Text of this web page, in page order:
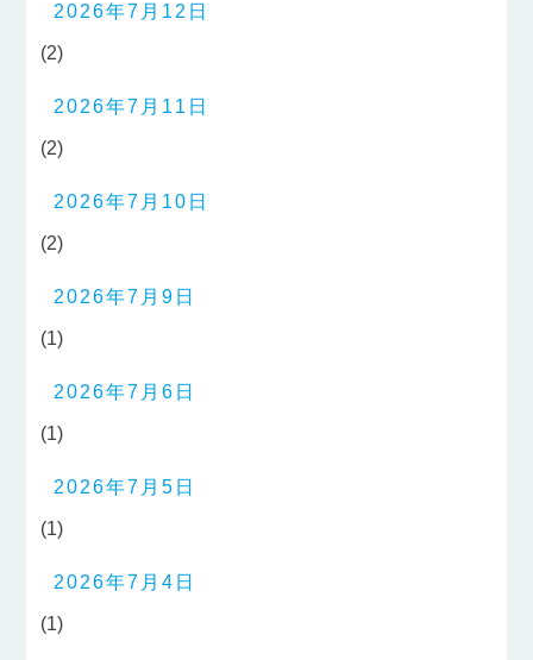
2026年7月12日
(2)
2026年7月11日
(2)
2026年7月10日
(2)
2026年7月9日
(1)
2026年7月6日
(1)
2026年7月5日
(1)
2026年7月4日
(1)